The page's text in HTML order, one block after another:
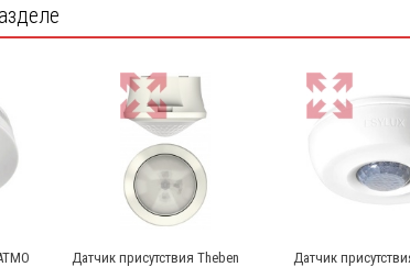
Датчик присутствия Theben
Датчик